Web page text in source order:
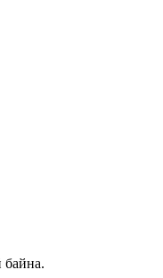
байна.